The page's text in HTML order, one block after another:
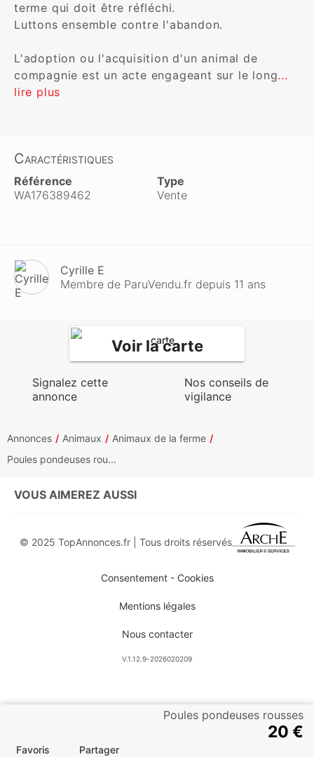
terme qui doit être réfléchi.
Luttons ensemble contre l'abandon.
L'adoption ou l'acquisition d'un animal de
compagnie est un acte engageant sur le long...
lire plus
Caractéristiques
Référence
WA176389462
Type
Vente
Cyrille E
Membre de ParuVendu.fr depuis 11 ans
Voir la carte
Signalez cette
annonce
Nos conseils de
vigilance
Poules pondeuses rousses
20 €
Favoris Partager
Annonces Animaux
Animaux de la ferme
Poules pondeuses rou...
VOUS AIMEREZ AUSSI
© 2025 TopAnnonces.fr | Tous droits réservés
Consentement - Cookies
Mentions légales
Nous contacter
V.1.12.9-2026020209